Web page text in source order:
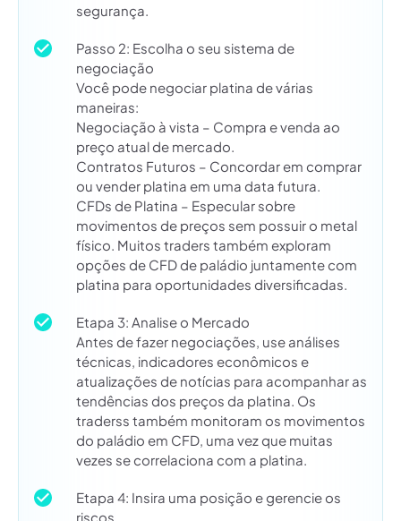
segurança.
Passo 2: Escolha o seu sistema de
negociação
Você pode negociar platina de várias
maneiras:
Negociação à vista – Compra e venda ao
preço atual de mercado.
Contratos Futuros – Concordar em comprar
ou vender platina em uma data futura.
CFDs de Platina – Especular sobre
movimentos de preços sem possuir o metal
físico. Muitos traders também exploram
opções de CFD de paládio juntamente com
platina para oportunidades diversificadas.
Etapa 3: Analise o Mercado
Antes de fazer negociações, use análises
técnicas, indicadores econômicos e
atualizações de notícias para acompanhar as
tendências dos preços da platina. Os
traderss também monitoram os movimentos
do paládio em CFD, uma vez que muitas
vezes se correlaciona com a platina.
Etapa 4: Insira uma posição e gerencie os
riscos